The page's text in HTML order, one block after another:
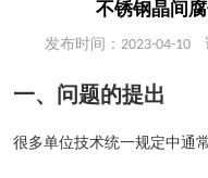
不锈钢晶间
发布时间：2023-04-10
一、问题的提出
很多单位技术统一规定中通